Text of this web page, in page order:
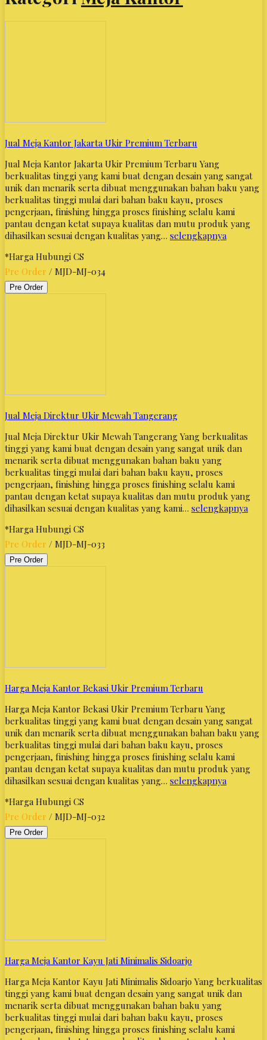
Jual Meja Kantor Jakarta Ukir Premium Terbaru
Jual Meja Kantor Jakarta Ukir Premium Terbaru Yang
berkualitas tinggi yang kami buat dengan desain yang sangat
unik dan menarik serta dibuat menggunakan bahan baku yang
berkualitas tinggi mulai dari bahan baku kayu, proses
pengerjaan, finishing hingga proses finishing selalu kami
pantau dengan ketat supaya kualitas dan mutu produk yang
dihasilkan sesuai dengan kualitas yang… selengkapnya
*Harga Hubungi CS
Pre Order / MJD-MJ-034
Pre Order
Jual Meja Direktur Ukir Mewah Tangerang
Jual Meja Direktur Ukir Mewah Tangerang Yang berkualitas
tinggi yang kami buat dengan desain yang sangat unik dan
menarik serta dibuat menggunakan bahan baku yang
berkualitas tinggi mulai dari bahan baku kayu, proses
pengerjaan, finishing hingga proses finishing selalu kami
pantau dengan ketat supaya kualitas dan mutu produk yang
dihasilkan sesuai dengan kualitas yang kami… selengkapnya
*Harga Hubungi CS
Pre Order / MJD-MJ-033
Pre Order
Harga Meja Kantor Bekasi Ukir Premium Terbaru
Harga Meja Kantor Bekasi Ukir Premium Terbaru Yang
berkualitas tinggi yang kami buat dengan desain yang sangat
unik dan menarik serta dibuat menggunakan bahan baku yang
berkualitas tinggi mulai dari bahan baku kayu, proses
pengerjaan, finishing hingga proses finishing selalu kami
pantau dengan ketat supaya kualitas dan mutu produk yang
dihasilkan sesuai dengan kualitas yang… selengkapnya
*Harga Hubungi CS
Pre Order / MJD-MJ-032
Pre Order
Harga Meja Kantor Kayu Jati Minimalis Sidoarjo
Harga Meja Kantor Kayu Jati Minimalis Sidoarjo Yang berkualitas
tinggi yang kami buat dengan desain yang sangat unik dan
menarik serta dibuat menggunakan bahan baku yang
berkualitas tinggi mulai dari bahan baku kayu, proses
pengerjaan, finishing hingga proses finishing selalu kami